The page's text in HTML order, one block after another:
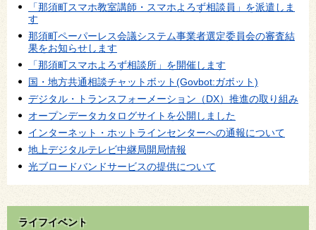
「那須町スマホ教室講師・スマホよろず相談員」を派遣しま
す
那須町ペーパーレス会議システム事業者選定委員会の審査結
果をお知らせします
「那須町スマホよろず相談所」を開催します
国・地方共通相談チャットボット(Govbot:ガボット)
デジタル・トランスフォーメーション（DX）推進の取り組み
オープンデータカタログサイトを公開しました
インターネット・ホットラインセンターへの通報について
地上デジタルテレビ中継局開局情報
光ブロードバンドサービスの提供について
ライフイベント